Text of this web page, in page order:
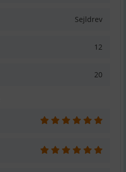
Sejldrev
12
20